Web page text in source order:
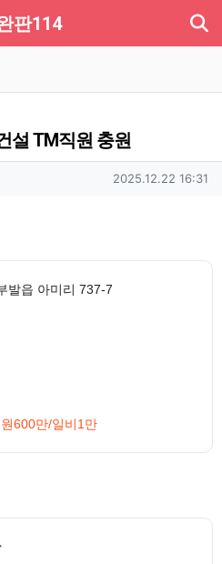
판114
설 TM직원 충원
작성일
2025.12.22 16:31
발읍 아미리 737-7
600만/일비1만